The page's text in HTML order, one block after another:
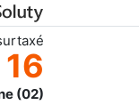
(02)